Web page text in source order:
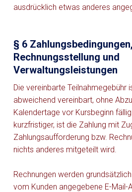
ausdrücklich etwas anderes
§ 6 Zahlungsbedingungen,
Rechnungsstellung und
Verwaltungsleistungen
Die vereinbarte Teilnahmegebühr
abweichend vereinbart, ohne
Kalendertage vor Kursbeginn
kurzfristiger, ist die Zahlung mit
Zahlungsaufforderung bzw.
nichts anderes mitgeteilt wird.
Rechnungen werden
vom Kunden angegebene E-Mail-